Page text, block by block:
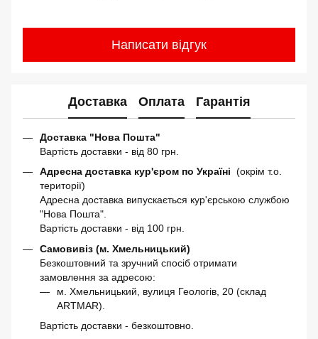
Написати відгук
Доставка Оплата Гарантія
Доставка "Нова Пошта"
Вартість доставки - від 80 грн.
Адресна доставка кур'єром по Україні (окрім т.о.
території)
Адресна доставка випускається кур'єрською службою
"Нова Пошта".
Вартість доставки - від 100 грн.
Самовивіз (м. Хмельницький)
Безкоштовний та зручний спосіб отримати
замовлення за адресою:
м. Хмельницький, вулиця Геологів, 20 (склад
ARTMAR).
Вартість доставки - безкоштовно.